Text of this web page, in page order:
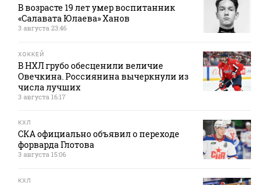
В возрасте 19 лет умер воспитанник
«Салавата Юлаева» Ханов
3 августа 23:46
ХОККЕЙ
В НХЛ грубо обесценили величие
Овечкина. Россиянина вычеркнули из
числа лучших
3 августа 16:17
КХЛ
СКА официально объявил о переходе
форварда Глотова
3 августа 15:06
КХЛ